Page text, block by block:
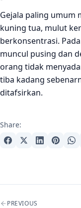
Gejala paling umum
kuning tua, mulut
berkonsentrasi.
muncul pusing dan
orang tidak
tiba kadang
ditafsirkan.
Share:
Post navigation
PREVIOUS